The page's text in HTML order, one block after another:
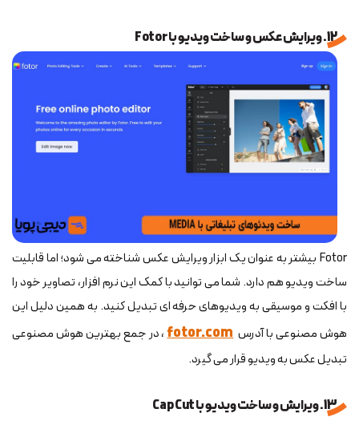
12. ویرایش عکس و ساخت ویدیو با Fotor
Fotor بیشتر به عنوان یک ابزار ویرایش عکس شناخته می شود؛ اما قابلیت
ساخت ویدیو هم دارد. شما می توانید با کمک این نرم افزار، تصاویر خود را
با افکت و موسیقی به ویدیوهای حرفه ای تبدیل کنید. به همین دلیل این
هوش مصنوعی با آدرس fotor.com، در جمع بهترین هوش مصنوعی
تبدیل عکس به ویدیو قرار می گیرد.
13. ویرایش و ساخت ویدیو با Cap Cut